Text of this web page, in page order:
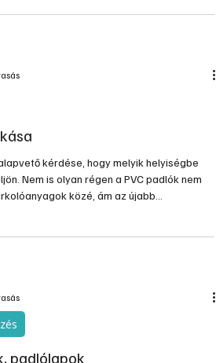
kérdése, hogy melyik helyiségbe
Nem is olyan régen a PVC padlók nem
közé, ám az újabb
elég meghatározó a kiválasztásuknál.
is kedveltek, ráadásul a munkát akár
padlólapok